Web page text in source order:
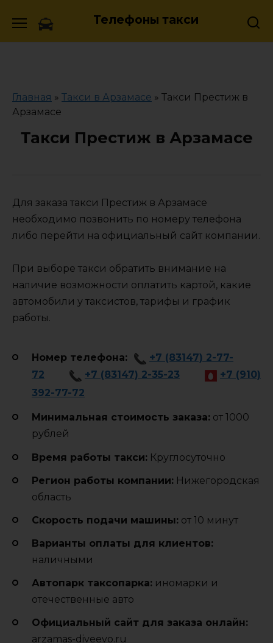
Телефоны такси
Главная » Такси в Арзамасе » Такси Престиж в
Арзамасе
Такси Престиж в Арзамасе
Для заказа такси Престиж в Арзамасе
необходимо позвонить по номеру телефона
либо перейти на официальный сайт компании.
При выборе такси обратить внимание на
наличие возможности оплатить картой, какие
автомобили у таксистов, тарифы и график
работы.
Номер телефона:
+7 (83147) 2-77-
72
+7 (83147) 2-35-23
+7 (910)
392-77-72
Минимальная стоимость заказа: от 1000
рублей
Время работы такси: Круглосуточно
Регион работы компании: Нижегородская
область
Cкорость подачи машины: от 10 минут
Варианты оплаты для клиентов:
наличными
Автопарк таксопарка: иномарки и
отечественные авто
Официальный сайт для заказа онлайн:
arzamas-diveevo.ru